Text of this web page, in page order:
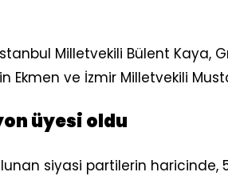
Milletvekili Bülent Kaya,
Ekmen ve İzmir Milletvekili
üyesi oldu
siyasi partilerin haricinde,